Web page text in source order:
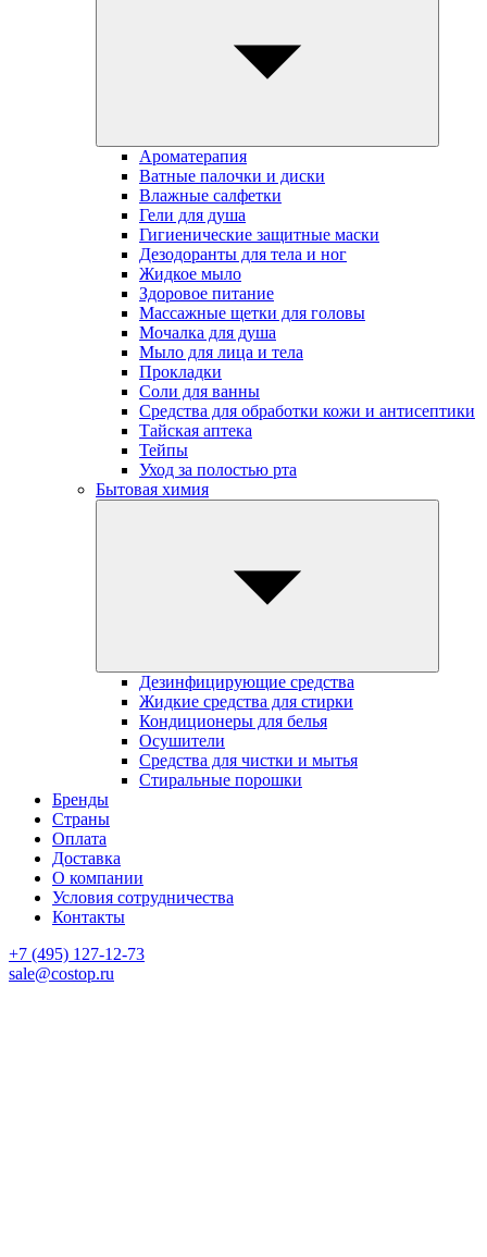
Ароматерапия
Ватные палочки и диски
Влажные салфетки
Гели для душа
Гигиенические защитные маски
Дезодоранты для тела и ног
Жидкое мыло
Здоровое питание
Массажные щетки для головы
Мочалка для душа
Мыло для лица и тела
Прокладки
Соли для ванны
Средства для обработки кожи и антисептики
Тайская аптека
Тейпы
Уход за полостью рта
Бытовая химия
Дезинфицирующие средства
Жидкие средства для стирки
Кондиционеры для белья
Осушители
Средства для чистки и мытья
Стиральные порошки
Бренды
Страны
Оплата
Доставка
О компании
Условия сотрудничества
Контакты
‎+7 (495) 127-12-73
sale@costop.ru